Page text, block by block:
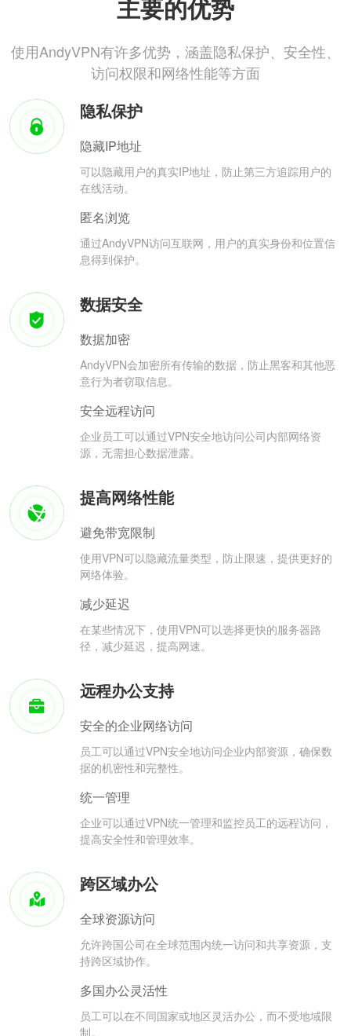
主要的优势
使用AndyVPN有许多优势，涵盖隐私保护、安全性、
访问权限和网络性能等方面
隐私保护
隐藏IP地址
可以隐藏用户的真实IP地址，防止第三方追踪用户的
在线活动。
匿名浏览
通过AndyVPN访问互联网，用户的真实身份和位置信
息得到保护。
数据安全
数据加密
AndyVPN会加密所有传输的数据，防止黑客和其他恶
意行为者窃取信息。
安全远程访问
企业员工可以通过VPN安全地访问公司内部网络资
源，无需担心数据泄露。
提高网络性能
避免带宽限制
使用VPN可以隐藏流量类型，防止限速，提供更好的
网络体验。
减少延迟
在某些情况下，使用VPN可以选择更快的服务器路
径，减少延迟，提高网速。
远程办公支持
安全的企业网络访问
员工可以通过VPN安全地访问企业内部资源，确保数
据的机密性和完整性。
统一管理
企业可以通过VPN统一管理和监控员工的远程访问，
提高安全性和管理效率。
跨区域办公
全球资源访问
允许跨国公司在全球范围内统一访问和共享资源，支
持跨区域协作。
多国办公灵活性
员工可以在不同国家或地区灵活办公，而不受地域限
制。